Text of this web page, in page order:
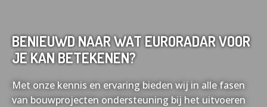
BENIEUWD NAAR WAT EURORADAR VOOR
JE KAN BETEKENEN?
Met onze kennis en ervaring bieden wij in alle fasen
van bouwprojecten ondersteuning bij het uitvoeren